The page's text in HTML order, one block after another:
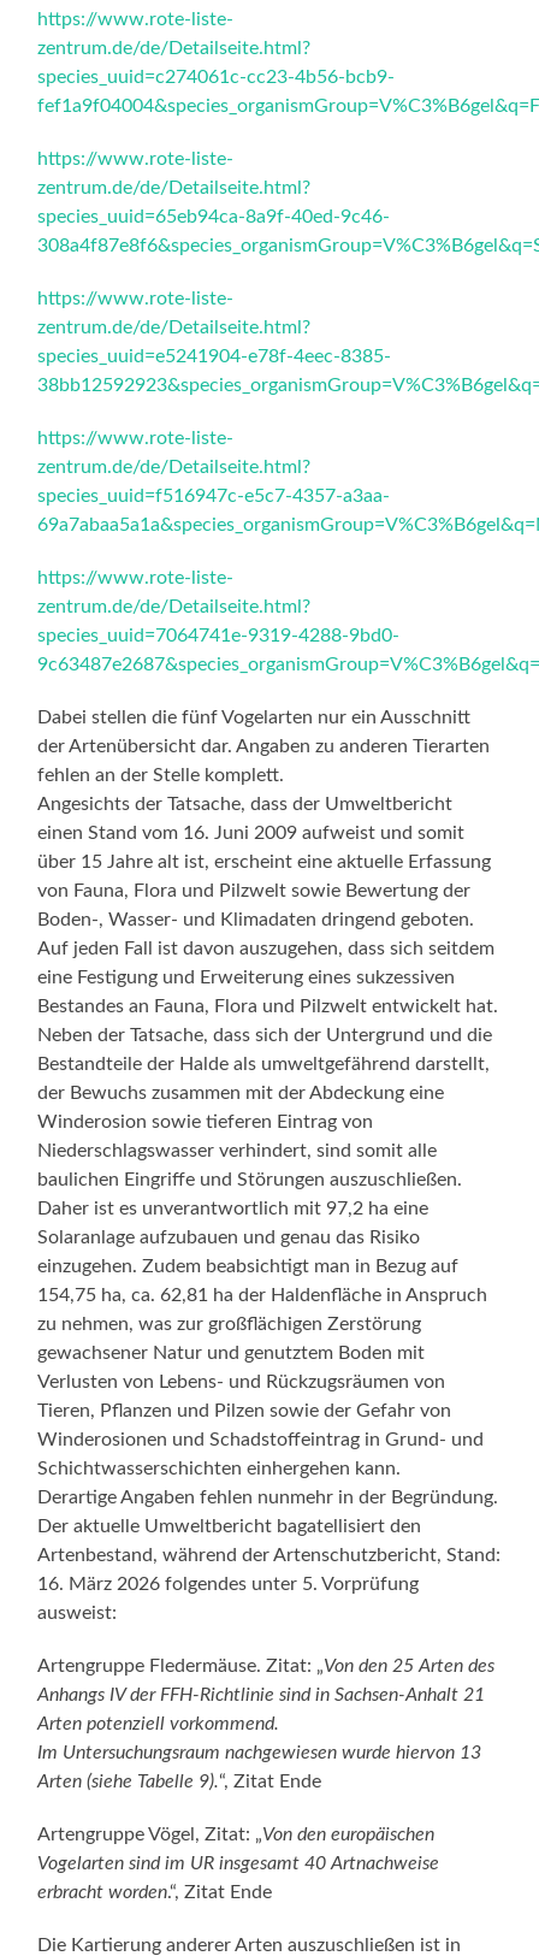
https://www.rote-liste-
zentrum.de/de/Detailseite.html?
species_uuid=c274061c-cc23-4b56-bcb9-
https://www.rote-liste-
zentrum.de/de/Detailseite.html?
species_uuid=65eb94ca-8a9f-40ed-9c46-
https://www.rote-liste-
zentrum.de/de/Detailseite.html?
species_uuid=e5241904-e78f-4eec-8385-
https://www.rote-liste-
zentrum.de/de/Detailseite.html?
species_uuid=f516947c-e5c7-4357-a3aa-
https://www.rote-liste-
zentrum.de/de/Detailseite.html?
species_uuid=7064741e-9319-4288-9bd0-
Dabei stellen die fünf Vogelarten nur ein Ausschnitt
der Artenübersicht dar. Angaben zu anderen Tierarten
fehlen an der Stelle komplett.
Angesichts der Tatsache, dass der Umweltbericht
einen Stand vom 16. Juni 2009 aufweist und somit
über 15 Jahre alt ist, erscheint eine aktuelle Erfassung
von Fauna, Flora und Pilzwelt sowie Bewertung der
Boden-, Wasser- und Klimadaten dringend geboten.
Auf jeden Fall ist davon auszugehen, dass sich seitdem
eine Festigung und Erweiterung eines sukzessiven
Bestandes an Fauna, Flora und Pilzwelt entwickelt hat.
Neben der Tatsache, dass sich der Untergrund und die
Bestandteile der Halde als umweltgefährend darstellt,
der Bewuchs zusammen mit der Abdeckung eine
Winderosion sowie tieferen Eintrag von
Niederschlagswasser verhindert, sind somit alle
baulichen Eingriffe und Störungen auszuschließen.
Daher ist es unverantwortlich mit 97,2 ha eine
Solaranlage aufzubauen und genau das Risiko
einzugehen. Zudem beabsichtigt man in Bezug auf
154,75 ha, ca. 62,81 ha der Haldenfläche in Anspruch
zu nehmen, was zur großflächigen Zerstörung
gewachsener Natur und genutztem Boden mit
Verlusten von Lebens- und Rückzugsräumen von
Tieren, Pflanzen und Pilzen sowie der Gefahr von
Winderosionen und Schadstoffeintrag in Grund- und
Schichtwasserschichten einhergehen kann.
Derartige Angaben fehlen nunmehr in der Begründung.
Der aktuelle Umweltbericht bagatellisiert den
Artenbestand, während der Artenschutzbericht, Stand:
16. März 2026 folgendes unter 5. Vorprüfung
ausweist:
Artengruppe Fledermäuse. Zitat: „Von den 25 Arten des
Anhangs IV der FFH-Richtlinie sind in Sachsen-Anhalt 21
Arten potenziell vorkommend.
Im Untersuchungsraum nachgewiesen wurde hiervon 13
Arten (siehe Tabelle 9).“, Zitat Ende
Artengruppe Vögel, Zitat: „Von den europäischen
Vogelarten sind im UR insgesamt 40 Artnachweise
erbracht worden.“, Zitat Ende
Die Kartierung anderer Arten auszuschließen ist in